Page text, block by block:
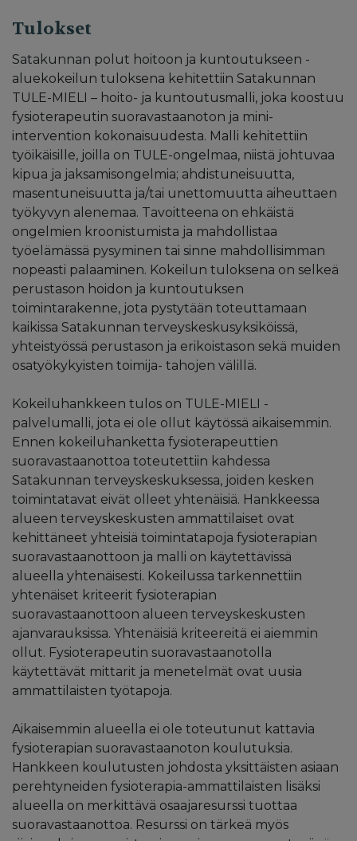
Tulokset
Satakunnan polut hoitoon ja kuntoutukseen -
aluekokeilun tuloksena kehitettiin Satakunnan
TULE-MIELI – hoito- ja kuntoutusmalli, joka koostuu
fysioterapeutin suoravastaanoton ja mini-
intervention kokonaisuudesta. Malli kehitettiin
työikäisille, joilla on TULE-ongelmaa, niistä johtuvaa
kipua ja jaksamisongelmia; ahdistuneisuutta,
masentuneisuutta ja/tai unettomuutta aiheuttaen
työkyvyn alenemaa. Tavoitteena on ehkäistä
ongelmien kroonistumista ja mahdollistaa
työelämässä pysyminen tai sinne mahdollisimman
nopeasti palaaminen. Kokeilun tuloksena on selkeä
perustason hoidon ja kuntoutuksen
toimintarakenne, jota pystytään toteuttamaan
kaikissa Satakunnan terveyskeskusyksiköissä,
yhteistyössä perustason ja erikoistason sekä muiden
osatyökykyisten toimija- tahojen välillä.
Kokeiluhankkeen tulos on TULE-MIELI -
palvelumalli, jota ei ole ollut käytössä aikaisemmin.
Ennen kokeiluhanketta fysioterapeuttien
suoravastaanottoa toteutettiin kahdessa
Satakunnan terveyskeskuksessa, joiden kesken
toimintatavat eivät olleet yhtenäisiä. Hankkeessa
alueen terveyskeskusten ammattilaiset ovat
kehittäneet yhteisiä toimintatapoja fysioterapian
suoravastaanottoon ja malli on käytettävissä
alueella yhtenäisesti. Kokeilussa tarkennettiin
yhtenäiset kriteerit fysioterapian
suoravastaanottoon alueen terveyskeskusten
ajanvarauksissa. Yhtenäisiä kriteereitä ei aiemmin
ollut. Fysioterapeutin suoravastaanotolla
käytettävät mittarit ja menetelmät ovat uusia
ammattilaisten työtapoja.
Aikaisemmin alueella ei ole toteutunut kattavia
fysioterapian suoravastaanoton koulutuksia.
Hankkeen koulutusten johdosta yksittäisten asiaan
perehtyneiden fysioterapia-ammattilaisten lisäksi
alueella on merkittävä osaajaresurssi tuottaa
suoravastaanottoa. Resurssi on tärkeä myös